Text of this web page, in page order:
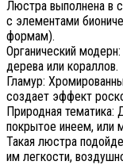
Люстра выполнена в
с элементами
формам).
Органический
дерева или кораллов.
Гламур:
создает эффект
Природная тематика:
покрытое инеем, или
Такая люстра
им легкости,